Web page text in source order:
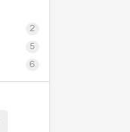
2
5
6